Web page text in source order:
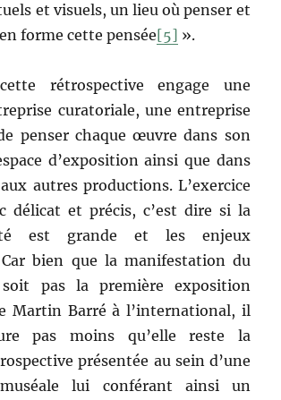
et visuels, un lieu où penser et
forme cette pensée[5] ».
rétrospective engage une
curatoriale, une entreprise
penser chaque œuvre dans son
d’exposition ainsi que dans
autres productions. L’exercice
délicat et précis, c’est dire si la
est grande et les enjeux
bien que la manifestation du
pas la première exposition
Martin Barré à l’international, il
pas moins qu’elle reste la
présentée au sein d’une
lui conférant ainsi un